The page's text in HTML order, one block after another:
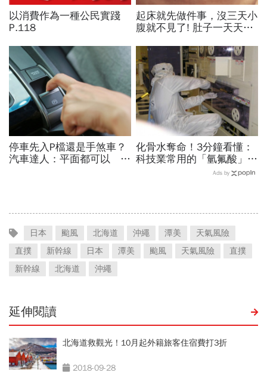
以消費作為一種公民實踐
P.118
起床就先做件事，沒三天小
腹就不見了! 肚子一天天變
停車先入P檔還是手煞車？
汽車達人：平面都可以 斜
化骨水奪命！3分鐘看懂：
科技業常用的「氫氟酸」，
Ads by
日本 颱風 北海道 沖繩 潭美
天氣風險
直撲
新幹線 日本 潭美 颱風 天氣風險
直撲
新幹線
北海道 沖繩
延伸閱讀
北海道救觀光！10月起外籍旅客住宿費打3折
2018-09-28